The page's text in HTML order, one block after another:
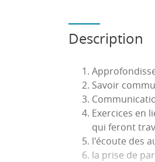
Description
Savoir
Exercices en
qui feront
l'écoute des
la prise de